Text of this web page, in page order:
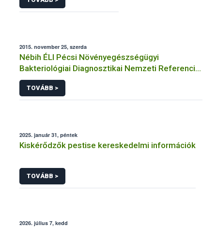
2015. november 25, szerda
Nébih ÉLI Pécsi Növényegészségügyi
Bakteriológiai Diagnosztikai Nemzeti Referencia
Laboratórium
TOVÁBB >
2025. január 31, péntek
Kiskérődzők pestise kereskedelmi információk
TOVÁBB >
2026. július 7, kedd